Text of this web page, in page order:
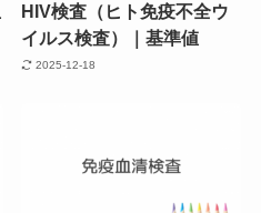
HIV検査（ヒト免疫不全ウ
イルス検査）｜基準値
2025-12-18